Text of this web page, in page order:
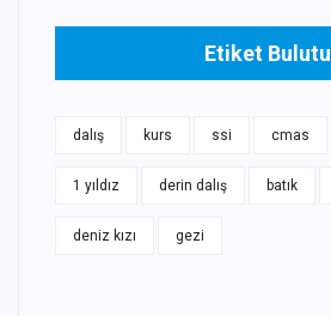
Etiket Bulutu
dalış kurs ssi cmas
1 yıldız derin dalış batık
deniz kızı gezi